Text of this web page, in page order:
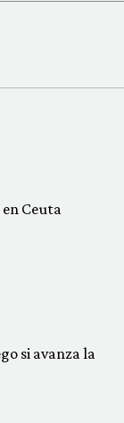
Ceuta
si avanza la